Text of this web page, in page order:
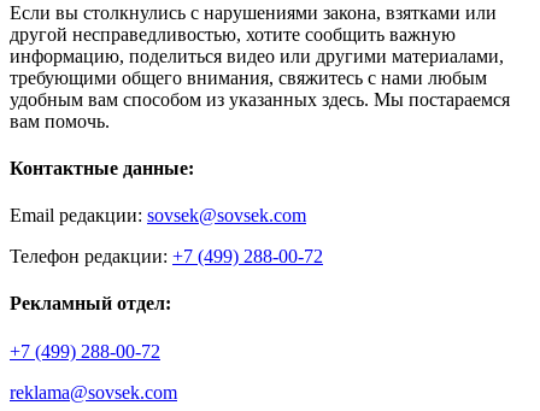
Если вы столкнулись с нарушениями закона, взятками или
другой несправедливостью, хотите сообщить важную
информацию, поделиться видео или другими материалами,
требующими общего внимания, свяжитесь с нами любым
удобным вам способом из указанных здесь. Мы постараемся
вам помочь.
Контактные данные:
Email редакции: sovsek@sovsek.com
Телефон редакции: +7 (499) 288-00-72
Рекламный отдел:
+7 (499) 288-00-72
reklama@sovsek.com